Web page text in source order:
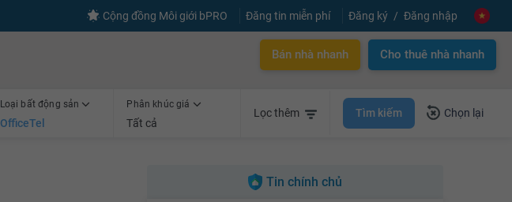
Cộng đồng Môi giới bPRO Đăng tin miễn phí Đăng ký Đăng nhập
Bán nhà nhanh Cho thuê nhà nhanh
Loại bất động sản
OfficeTel
Phân khúc giá
Tất cả
Lọc thêm Tìm kiếm Chọn lại
Tin chính chủ
✕
Gói dịch vụ CAM KẾT
BÁN ĐƯỢC NHÀ TRONG 3 THÁNG
Liên hệ tư vấn